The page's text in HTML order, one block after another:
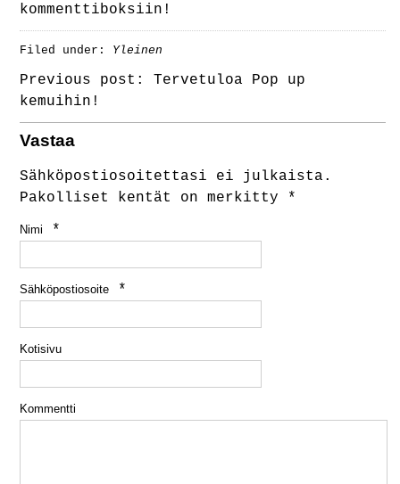
kommenttiboksiin!
Filed under: Yleinen
Previous post: Tervetuloa Pop up
kemuihin!
Vastaa
Sähköpostiosoitettasi ei julkaista.
Pakolliset kentät on merkitty
*
Nimi *
Sähköpostiosoite *
Kotisivu
Kommentti